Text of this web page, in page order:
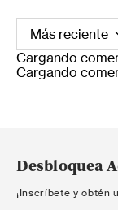
Más reciente
Cargando
Cargando
Desbloquea
¡Inscríbete y obtén